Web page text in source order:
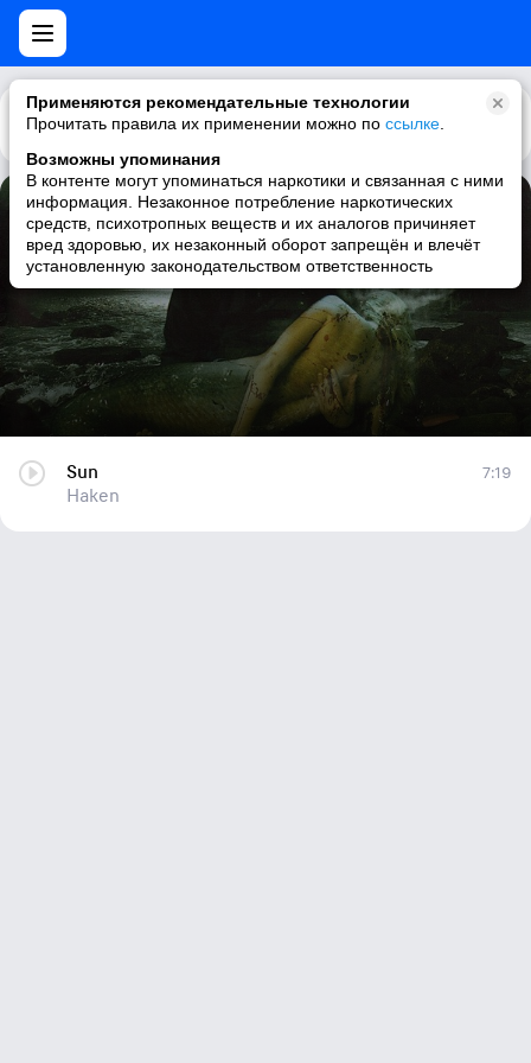
Применяются рекомендательные технологии
Прочитать правила их применении можно по ссылке
Возможны упоминания
В контенте могут упоминаться наркотики и связанная с ними
информация. Незаконное потребление наркотических
средств, психотропных веществ и их аналогов причиняет
вред здоровью, их незаконный оборот запрещён и влечёт
установленную законодательством ответственность
Каталог Рекомендации
Sun
Haken
Sun
Haken
7:19